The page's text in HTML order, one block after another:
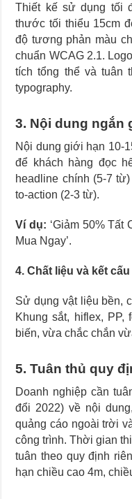
Thiết kế sử dụng tối
thước tối thiểu 15cm
độ tương phản màu
chuẩn WCAG 2.1.
tích tổng thể và tuân
typography.
3. Nội dung ngắn
Nội dung giới hạn 10-
để khách hàng đọc
headline chính (5-7
to-action (2-3 từ).
Ví dụ: ‘Giảm 50% Tất
Mua Ngay’.
4. Chất liệu và kết cấu
Sử dụng vật liệu bền,
Khung sắt, hiflex,
biến, vừa chắc chắn
5. Tuân thủ quy
Doanh nghiệp cần
đổi 2022) về nội
quảng cáo ngoài trời
công trình. Thời gian
tuân theo quy định
hạn chiều cao 4m,